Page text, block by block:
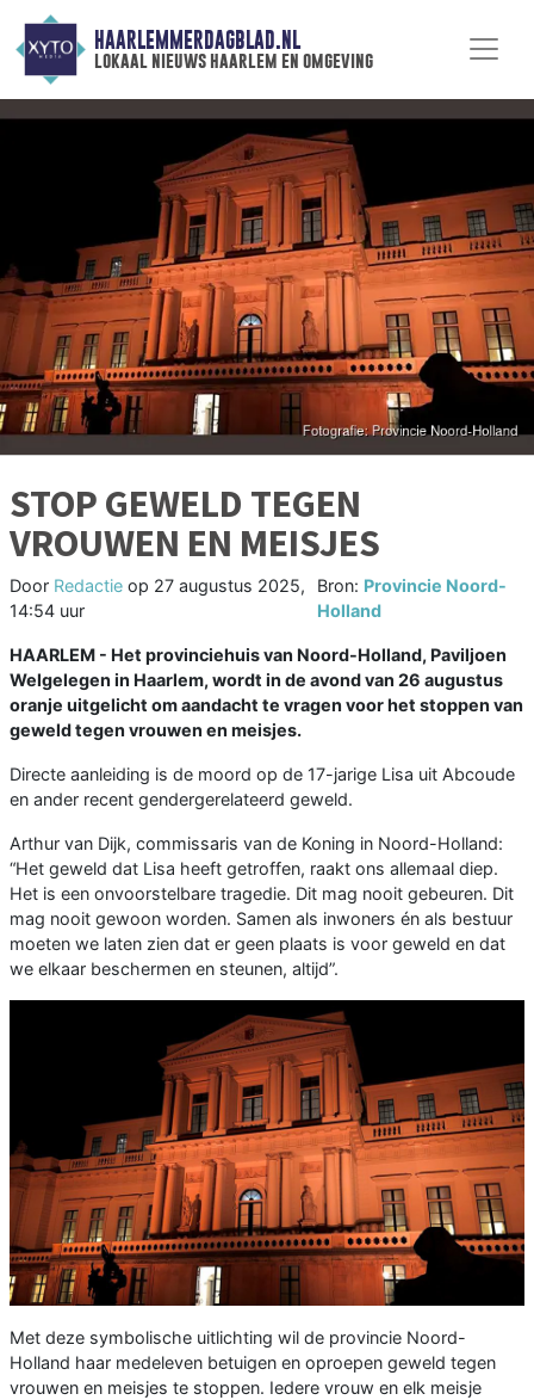
HAARLEMMERDAGBLAD.NL
lokaal nieuws haarlem en omgeving
STOP GEWELD TEGEN
VROUWEN EN MEISJES
Door Redactie op 27 augustus 2025,
14:54 uur
Bron: Provincie Noord-
Holland
HAARLEM - Het provinciehuis van Noord-Holland, Paviljoen
Welgelegen in Haarlem, wordt in de avond van 26 augustus
oranje uitgelicht om aandacht te vragen voor het stoppen van
geweld tegen vrouwen en meisjes.
Directe aanleiding is de moord op de 17-jarige Lisa uit Abcoude
en ander recent gendergerelateerd geweld.
Arthur van Dijk, commissaris van de Koning in Noord-Holland:
“Het geweld dat Lisa heeft getroffen, raakt ons allemaal diep.
Het is een onvoorstelbare tragedie. Dit mag nooit gebeuren. Dit
mag nooit gewoon worden. Samen als inwoners én als bestuur
moeten we laten zien dat er geen plaats is voor geweld en dat
we elkaar beschermen en steunen, altijd”.
Met deze symbolische uitlichting wil de provincie Noord-
Holland haar medeleven betuigen en oproepen geweld tegen
vrouwen en meisjes te stoppen. Iedere vrouw en elk meisje